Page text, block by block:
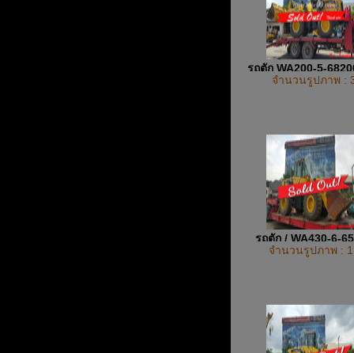
รถตัก WA200-5-
จำนวนรูปภาพ :
รถตัก / WA430-6-
UP
จำนวนรูปภาพ :